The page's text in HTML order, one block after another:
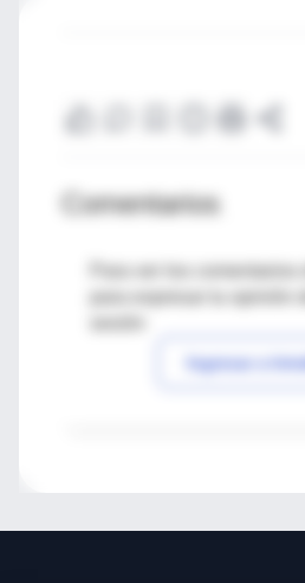
Comentarios
Para ver los comentarios
Ingresar a